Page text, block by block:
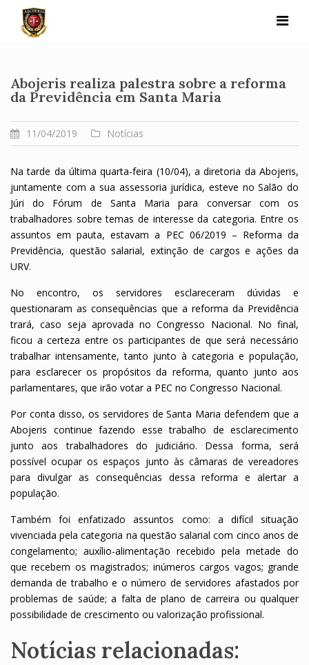
content
Abojeris realiza palestra sobre a reforma
da Previdência em Santa Maria
11/04/2019 Notícias
Na tarde da última quarta-feira (10/04), a diretoria da Abojeris,
juntamente com a sua assessoria jurídica, esteve no Salão do
Júri do Fórum de Santa Maria para conversar com os
trabalhadores sobre temas de interesse da categoria. Entre os
assuntos em pauta, estavam a PEC 06/2019 – Reforma da
Previdência, questão salarial, extinção de cargos e ações da
URV.
No encontro, os servidores esclareceram dúvidas e
questionaram as consequências que a reforma da Previdência
trará, caso seja aprovada no Congresso Nacional. No final,
ficou a certeza entre os participantes de que será necessário
trabalhar intensamente, tanto junto à categoria e população,
para esclarecer os propósitos da reforma, quanto junto aos
parlamentares, que irão votar a PEC no Congresso Nacional.
Por conta disso, os servidores de Santa Maria defendem que a
Abojeris continue fazendo esse trabalho de esclarecimento
junto aos trabalhadores do judiciário. Dessa forma, será
possível ocupar os espaços junto às câmaras de vereadores
para divulgar as consequências dessa reforma e alertar a
população.
Também foi enfatizado assuntos como: a difícil situação
vivenciada pela categoria na questão salarial com cinco anos de
congelamento; auxílio-alimentação recebido pela metade do
que recebem os magistrados; inúmeros cargos vagos; grande
demanda de trabalho e o número de servidores afastados por
problemas de saúde; a falta de plano de carreira ou qualquer
possibilidade de crescimento ou valorização profissional.
Notícias relacionadas: